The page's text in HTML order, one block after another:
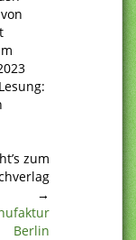
zum
→
Berlin